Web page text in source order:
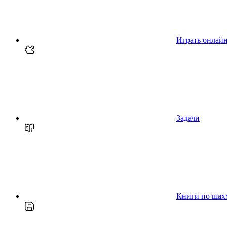
Играть онлайн
Задачи
Книги по